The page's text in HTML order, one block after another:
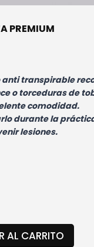
PREMIUM
anti transpirable
o torceduras de
comodidad.
durante la
lesiones.
AL CARRITO